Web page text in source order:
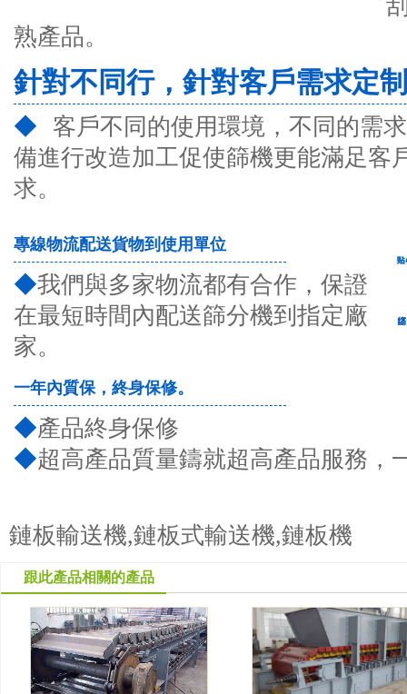
熟產品。
針對不同行，針對客戶需求定
◆ 客戶不同的使用環境，不同的需
備進行改造加工促使篩機更能滿足客
求。
專線物流配送貨物到使用單位
◆我們與多家物流都有合作，保證
在最短時間內配送篩分機到指定廠
家。
一年內質保，終身保修。
◆產品終身保修
◆超高產品質量鑄就超高產品服務，
鏈板輸送機,鏈板式輸送機,鏈板機
跟此產品相關的產品